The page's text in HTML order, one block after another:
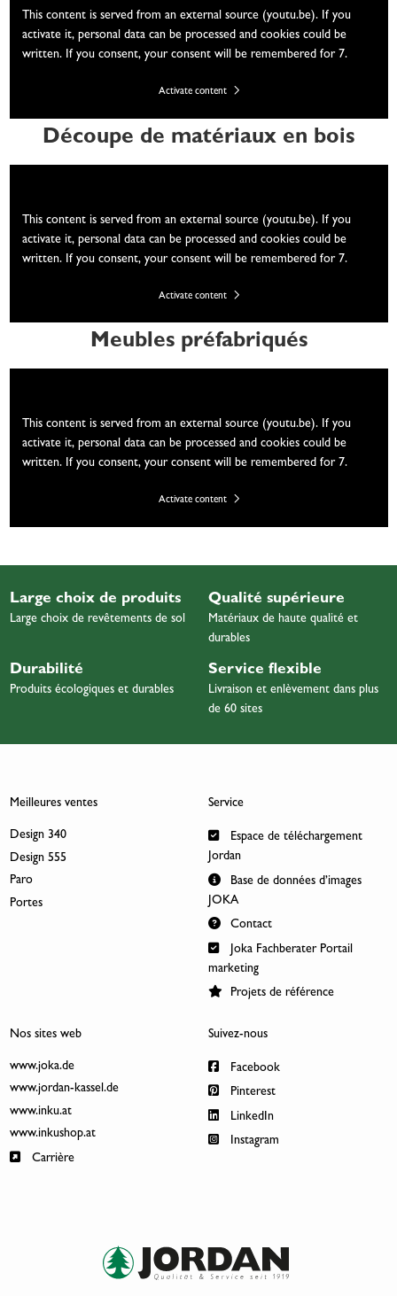
This content is served from an external source (youtu.be). If you
activate it, personal data can be processed and cookies could be
written. If you consent, your consent will be remembered for 7.
Activate content
Découpe de matériaux en bois
This content is served from an external source (youtu.be). If you
activate it, personal data can be processed and cookies could be
written. If you consent, your consent will be remembered for 7.
Activate content
Meubles préfabriqués
This content is served from an external source (youtu.be). If you
activate it, personal data can be processed and cookies could be
written. If you consent, your consent will be remembered for 7.
Activate content
Large choix de produits
Large choix de revêtements de sol
Qualité supérieure
Matériaux de haute qualité et
durables
Durabilité
Produits écologiques et durables
Service flexible
Livraison et enlèvement dans plus
de 60 sites
Meilleures ventes
Design 340
Design 555
Paro
Portes
Service
Espace de téléchargement
Jordan
Base de données d’images
JOKA
Contact
Joka Fachberater Portail
marketing
Projets de référence
Nos sites web
www.joka.de
www.jordan-kassel.de
www.inku.at
www.inkushop.at
Carrière
Suivez-nous
Facebook
Pinterest
LinkedIn
Instagram